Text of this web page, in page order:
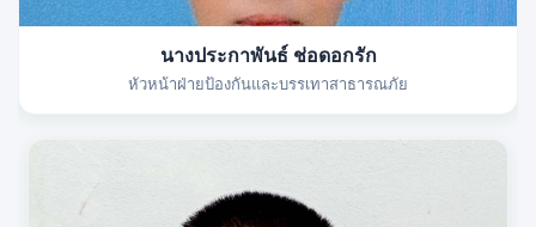
นางประกาพันธ์ ช่อดอกรัก
หัวหน้าฝ่ายป้องกันและบรรเทาสาธารณภัย